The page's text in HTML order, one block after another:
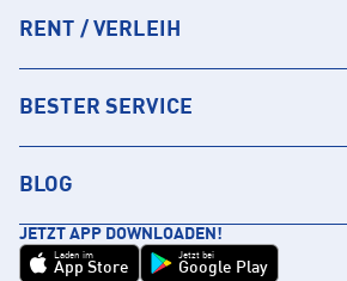
RENT / VERLEIH
BESTER SERVICE
BLOG
JETZT APP DOWNLOADEN!
Laden im
App Store
Jetzt bei
Google Play